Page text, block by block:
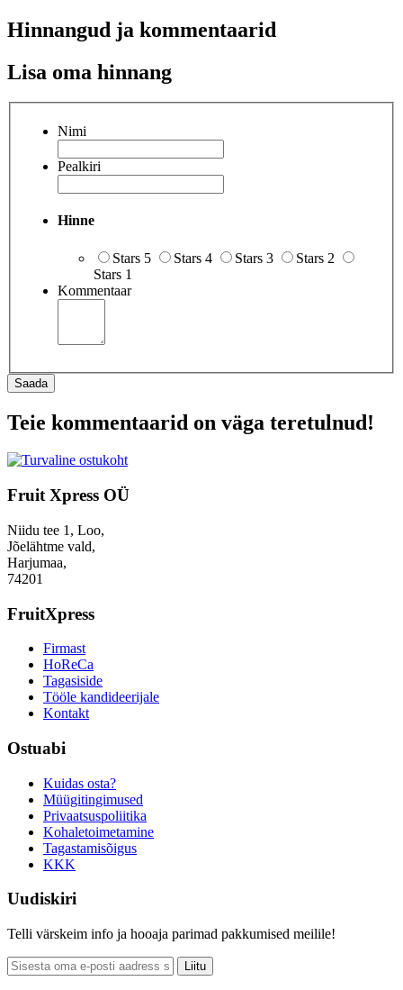
Hinnangud ja kommentaarid
Lisa oma hinnang
Nimi
Pealkiri
Hinne
Stars 5 Stars 4 Stars 3
Stars 2
Stars 1
Kommentaar
Saada
Teie kommentaarid on väga teretulnud!
Fruit Xpress OÜ
Niidu tee 1, Loo,
Jõelähtme vald,
Harjumaa,
74201
FruitXpress
Firmast
HoReCa
Tagasiside
Tööle kandideerijale
Kontakt
Ostuabi
Kuidas osta?
Müügitingimused
Privaatsuspoliitika
Kohaletoimetamine
Tagastamisõigus
KKK
Uudiskiri
Telli värskeim info ja hooaja parimad pakkumised meilile!
Liitu